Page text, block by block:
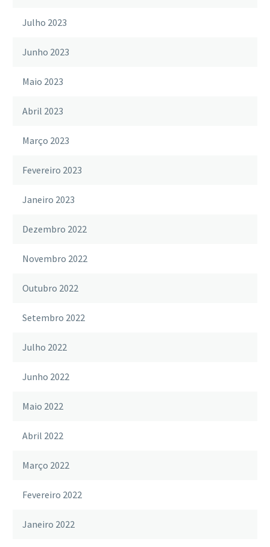
Julho 2023
Junho 2023
Maio 2023
Abril 2023
Março 2023
Fevereiro 2023
Janeiro 2023
Dezembro 2022
Novembro 2022
Outubro 2022
Setembro 2022
Julho 2022
Junho 2022
Maio 2022
Abril 2022
Março 2022
Fevereiro 2022
Janeiro 2022